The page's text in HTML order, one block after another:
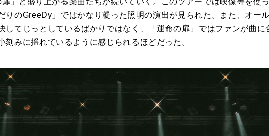
りのGreeDy」ではかなり凝った照明の演出が見られた。また、オー
してじっとしているばかりではなく、「運命の扉」ではファンが曲に
刻みに揺れているように感じられるほどだった。